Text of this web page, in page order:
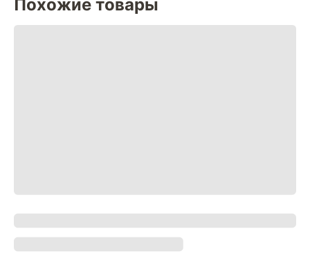
Похожие товары